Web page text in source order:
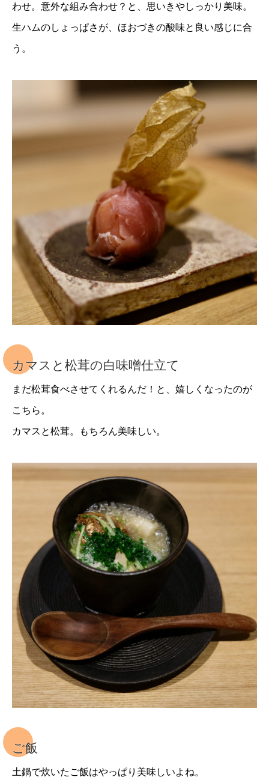
わせ。意外な組み合わせ？と、思いきやしっかり美味。
生ハムのしょっぱさが、ほおづきの酸味と良い感じに合
う。
カマスと松茸の白味噌仕立て
まだ松茸食べさせてくれるんだ！と、嬉しくなったのが
こちら。
カマスと松茸。もちろん美味しい。
ご飯
土鍋で炊いたご飯はやっぱり美味しいよね。